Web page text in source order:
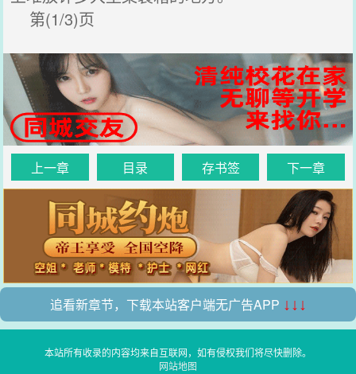
第(1/3)页
上一章 目录 存书签 下一章
追看新章节，下载本站客户端无广告APP ↓↓↓
本站所有收录的内容均来自互联网，如有侵权我们将尽快删除。
网站地图